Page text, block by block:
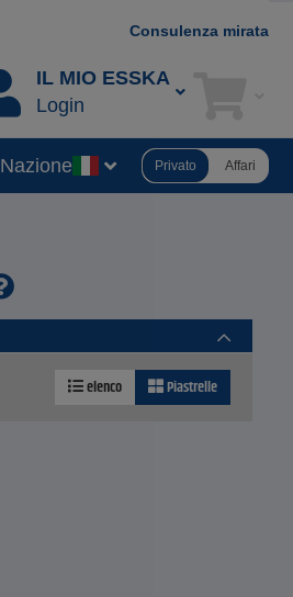
Consulenza mirata
IL MIO ESSKA
Login
Nazione Privato Affari
elenco Piastrelle